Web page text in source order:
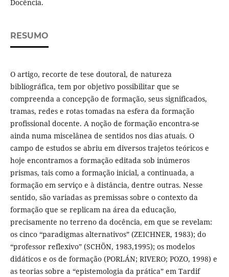
Docência.
RESUMO
O artigo, recorte de tese doutoral, de natureza
bibliográfica, tem por objetivo possibilitar que se
compreenda a concepção de formação, seus significados,
tramas, redes e rotas tomadas na esfera da formação
profissional docente. A noção de formação encontra-se
ainda numa miscelânea de sentidos nos dias atuais. O
campo de estudos se abriu em diversos trajetos teóricos e
hoje encontramos a formação editada sob inúmeros
prismas, tais como a formação inicial, a continuada, a
formação em serviço e à distância, dentre outras. Nesse
sentido, são variadas as premissas sobre o contexto da
formação que se replicam na área da educação,
precisamente no terreno da docência, em que se revelam:
os cinco “paradigmas alternativos” (ZEICHNER, 1983); do
“professor reflexivo” (SCHÖN, 1983,1995); os modelos
didáticos e os de formação (PORLÁN; RIVERO; POZO, 1998) e
as teorias sobre a “epistemologia da prática” em Tardif